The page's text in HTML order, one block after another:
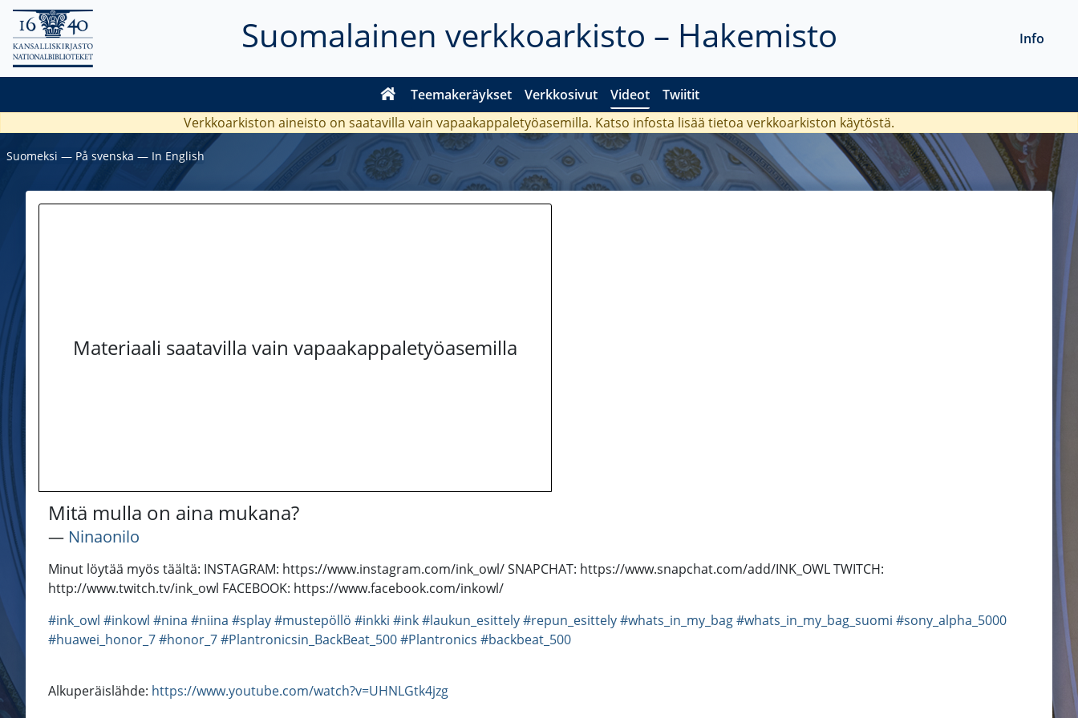
Suomalainen verkkoarkisto – Hakemisto
Teemakeräykset Verkkosivut Videot Twiitit
Info
Verkkoarkiston aineisto on saatavilla vain vapaakappaletyöasemilla. Katso infosta lisää tietoa verkkoarkiston käytöstä.
Suomeksi ― På svenska ― In English
Materiaali saatavilla vain vapaakappaletyöasemilla
Mitä mulla on aina mukana?
― Ninaonilo
Minut löytää myös täältä: INSTAGRAM: https://www.instagram.com/ink_owl/ SNAPCHAT: https://www.snapchat.com/add/INK_OWL TWITCH:
http://www.twitch.tv/ink_owl FACEBOOK: https://www.facebook.com/inkowl/
#ink_owl #inkowl #nina #niina #splay#mustepöllö #inkki #ink#laukun_esittely#repun_esittely#whats_in_my_bag#whats_in_my_bag_suomi #sony_alpha_5000
#huawei_honor_7#honor_7#Plantronicsin_BackBeat_500#Plantronics #backbeat_500
Alkuperäislähde: https://www.youtube.com/watch?v=UHNLGtk4jzg